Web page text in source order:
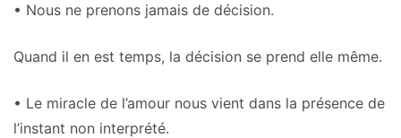
• Nous ne prenons jamais de décision.
Quand il en est temps, la décision se prend elle même.
• Le miracle de l’amour nous vient dans la présence de
l’instant non interprété.